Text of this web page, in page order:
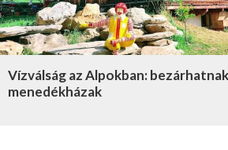
Vízválság az Alpokban:
menedékházak